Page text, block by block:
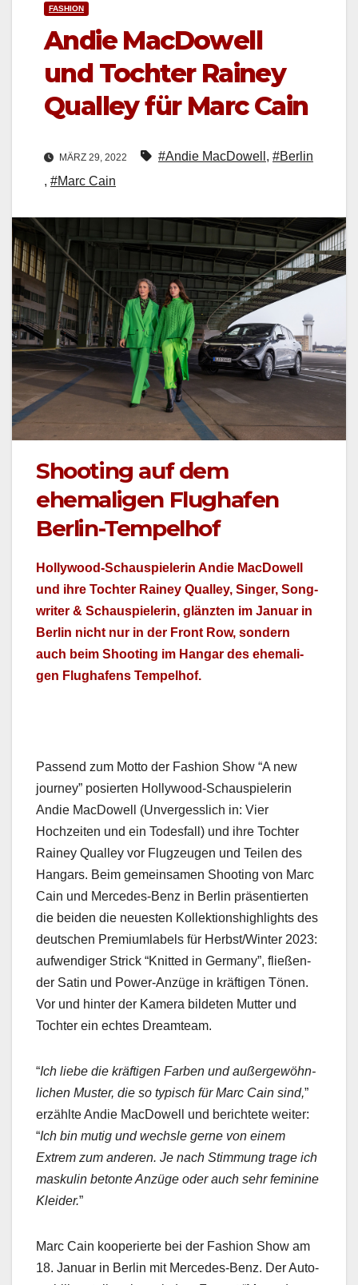
FASHION
Andie MacDowell
und Tochter Rainey
Qualley für Marc Cain
MÄRZ 29, 2022 #Andie MacDowell , #Berlin
, #Marc Cain
Shooting auf dem
ehemaligen Flughafen
Berlin-Tempelhof
Hol­ly­wood-Schaus­pielerin Andie Mac­Dow­ell
und ihre Tochter Rainey Qual­ley, Singer, Song­
writer & Schaus­pielerin, glänzten im Jan­u­ar in
Berlin nicht nur in der Front Row, son­dern
auch beim Shoot­ing im Hangar des ehe­ma­li­
gen Flughafens Tem­pel­hof.
Passend zum Mot­to der Fash­ion Show “A new
jour­ney” posierten Hol­ly­wood-Schaus­pielerin
Andie Mac­Dow­ell (Unvergesslich in: Vier
Hochzeit­en und ein Todes­fall) und ihre Tochter
Rainey Qual­ley vor Flugzeu­gen und Teilen des
Hangars. Beim gemein­samen Shoot­ing von Marc
Cain und Mer­cedes-Benz in Berlin präsen­tierten
die bei­den die neuesten Kollek­tion­shigh­lights des
deutschen Pre­mi­um­la­bels für Herbst/Winter 2023:
aufwendi­ger Strick “Knit­ted in Ger­many”, fließen­
der Satin und Pow­er-Anzüge in kräfti­gen Tönen.
Vor und hin­ter der Kam­era bilde­ten Mut­ter und
Tochter ein echt­es Dreamteam.
“Ich liebe die kräfti­gen Far­ben und außergewöhn­
lichen Muster, die so typ­isch für Marc Cain sind,”
erzählte Andie Mac­Dow­ell und berichtete weit­er:
“Ich bin mutig und wech­sle gerne von einem
Extrem zum anderen. Je nach Stim­mung trage ich
maskulin betonte Anzüge oder auch sehr fem­i­nine
Klei­der.”
Marc Cain kooperierte bei der Fash­ion Show am
18. Jan­u­ar in Berlin mit Mer­cedes-Benz. Der Auto­